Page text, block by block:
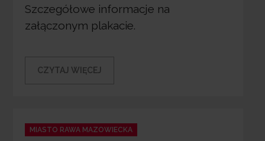
Szczegółowe informacje na
załączonym plakacie.
CZYTAJ WIĘCEJ
Categories
MIASTO RAWA MAZOWIECKA